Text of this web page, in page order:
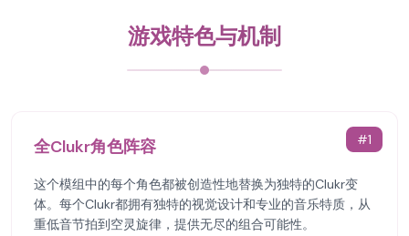
游戏特色与机制
#1
全Clukr角色阵容
这个模组中的每个角色都被创造性地替换为独特的Clukr变
体。每个Clukr都拥有独特的视觉设计和专业的音乐特质，从
重低音节拍到空灵旋律，提供无尽的组合可能性。